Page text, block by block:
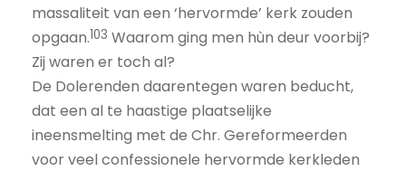
massaliteit van een ‘hervormde’ kerk zouden
opgaan.103 Waarom ging men hùn deur voorbij?
Zij waren er toch al?
De Dolerenden daarentegen waren beducht,
dat een al te haastige plaatselijke
ineensmelting met de Chr. Gereformeerden
voor veel confessionele hervormde kerkleden